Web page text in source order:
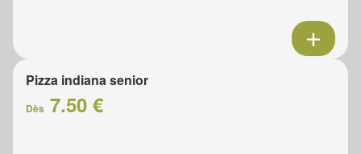
Pizza indiana senior
Dès 7.50 €